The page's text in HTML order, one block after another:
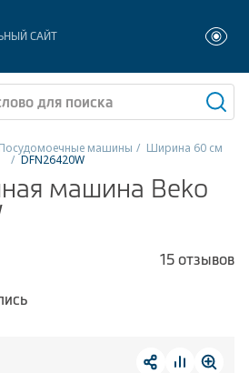
САЙТ
и морозильники
машины
машины
Посудомоечные машины Ширина 60 см
DFN26420W
машина Beko
15 отзывов